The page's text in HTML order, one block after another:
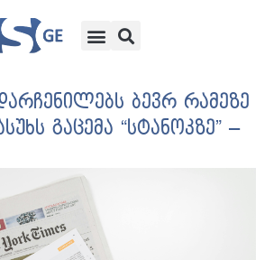
ბევრ რამეზე
გაცემა “სტანოკზე” –